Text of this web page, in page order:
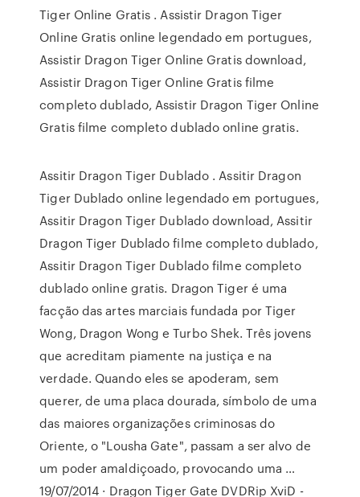
Tiger Online Gratis . Assistir Dragon Tiger
Online Gratis online legendado em portugues,
Assistir Dragon Tiger Online Gratis download,
Assistir Dragon Tiger Online Gratis filme
completo dublado, Assistir Dragon Tiger Online
Gratis filme completo dublado online gratis.
Assitir Dragon Tiger Dublado . Assitir Dragon
Tiger Dublado online legendado em portugues,
Assitir Dragon Tiger Dublado download, Assitir
Dragon Tiger Dublado filme completo dublado,
Assitir Dragon Tiger Dublado filme completo
dublado online gratis. Dragon Tiger é uma
facção das artes marciais fundada por Tiger
Wong, Dragon Wong e Turbo Shek. Três jovens
que acreditam piamente na justiça e na
verdade. Quando eles se apoderam, sem
querer, de uma placa dourada, símbolo de uma
das maiores organizações criminosas do
Oriente, o "Lousha Gate", passam a ser alvo de
um poder amaldiçoado, provocando uma …
19/07/2014 · Dragon Tiger Gate DVDRip XviD -